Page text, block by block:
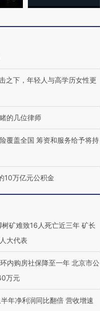
之下，年轻人与高学历女性更
的几位律师
覆盖全国 筹资和服务给予将持
10万亿元公积金
树矿难致16人死亡近三年 矿长
大代表
内购房社保降至一年 北京市公
万元
年净利润同比翻倍 营收增速